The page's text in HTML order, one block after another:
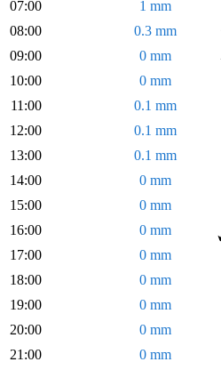
07:00
1 mm
08:00
0.3 mm
09:00
0 mm
10:00
0 mm
11:00
0.1 mm
12:00
0.1 mm
13:00
0.1 mm
14:00
0 mm
15:00
0 mm
16:00
0 mm
17:00
0 mm
18:00
0 mm
19:00
0 mm
20:00
0 mm
21:00
0 mm